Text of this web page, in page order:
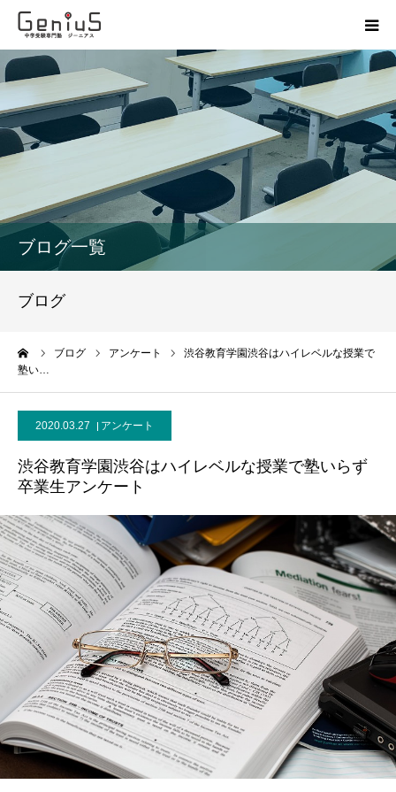
ブログ一覧
ブログ
ブログ アンケート
渋谷教育学園渋谷はハイレベルな授業で
塾い…
2020.03.27 アンケート
渋谷教育学園渋谷はハイレベルな授業で塾いらず
卒業生アンケート
授業
志望校別特訓
模試